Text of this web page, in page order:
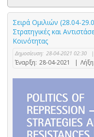
Σειρά Ομιλιών (28.04-
Στρατηγικές και
Κοινότητας
Δημοσίευση: 28-04-2021 02:30 |
Έναρξη: 28-04-2021 | Λήξη: